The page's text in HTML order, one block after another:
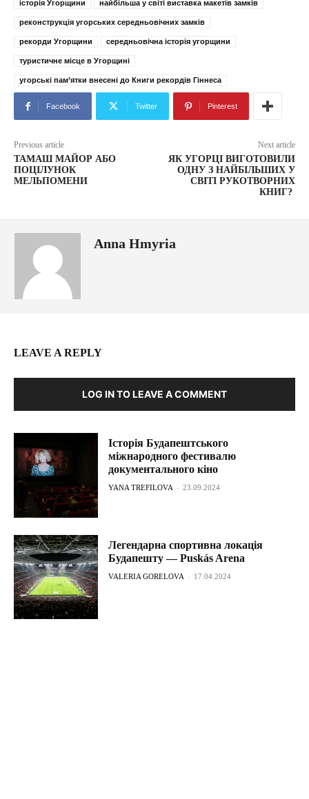
історія Угорщини найбільша у світі виставка макетів замків
реконструкція угорських середньовічних замків
рекорди Угорщини середньовічна історія угорщини
туристичне місце в Угорщині
угорські пам’ятки внесені до Книги рекордів Гіннеса
Facebook Twitter Pinterest
Previous article
ТАМАШ МАЙОР АБО
ПОЦІЛУНОК
МЕЛЬПОМЕНИ
Next article
ЯК УГОРЦІ ВИГОТОВИЛИ
ОДНУ З НАЙБІЛЬШИХ У
СВІТІ РУКОТВОРНИХ
КНИГ?
Anna Hmyria
LEAVE A REPLY
LOG IN TO LEAVE A COMMENT
Історія Будапештського
міжнародного фестивалю
документального кіно
YANA TREFILOVA - 23.09.2024
Легендарна спортивна локація
Будапешту — Puskás Arena
VALERIA GORELOVA - 17.04.2024